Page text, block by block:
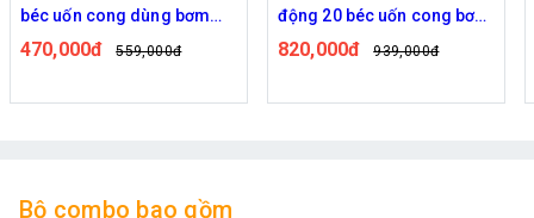
động 20 béc uốn cong bơm
đôi 96w time
820,000đ 939,000đ
động 20 béc uốn cong bơm
đôi 96w điều khiển bằng
840,000đ 959,000đ
Bộ combo bao gồm